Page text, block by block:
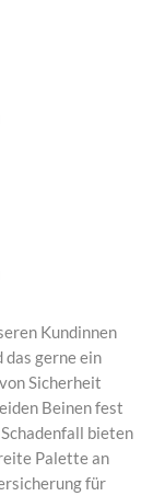
Kundinnen
das gerne ein
Sicherheit
Beinen fest
bieten
Palette an
für